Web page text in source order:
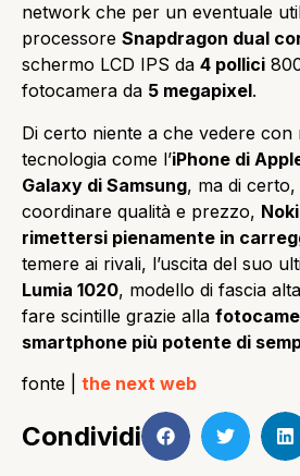
network che per un eventuale
processore Snapdragon dual
schermo LCD IPS da 4 pollici
fotocamera da 5 megapixel.
Di certo niente a che vedere con
tecnologia come l’iPhone di
Galaxy di Samsung, ma di
coordinare qualità e prezzo,
rimettersi pienamente in
temere ai rivali, l’uscita del suo
Lumia 1020, modello di fascia
fare scintille grazie alla
smartphone più potente di
fonte | the next web
Condividi